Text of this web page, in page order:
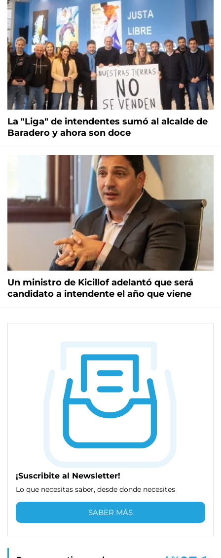
La "Liga" de intendentes sumó al alcalde de
Baradero y ahora son doce
Un ministro de Kicillof adelantó que será
candidato a intendente el año que viene
¡Suscribite al Newsletter!
Lo que necesitas saber, desde donde necesites
SABER MÁS